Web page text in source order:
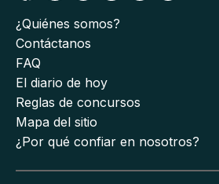
¿Quiénes somos?
Contáctanos
FAQ
El diario de hoy
Reglas de concursos
Mapa del sitio
¿Por qué confiar en nosotros?